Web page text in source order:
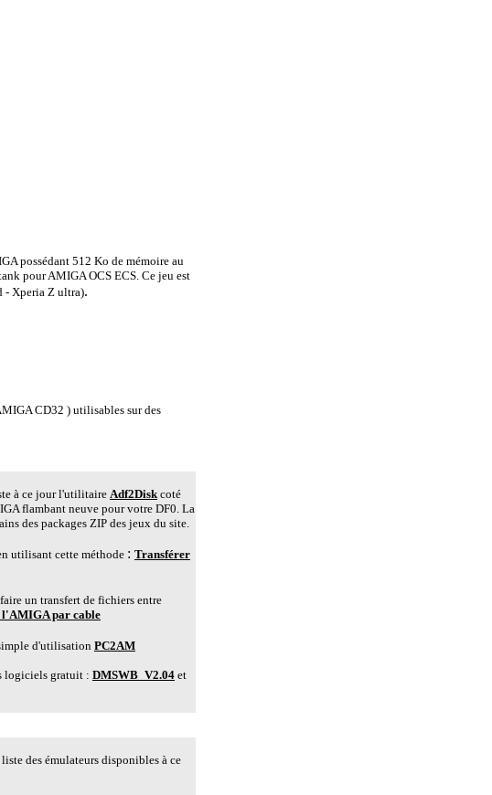
possédant 512 Ko de mémoire au
pour AMIGA OCS ECS. Ce jeu est
- Xperia Z ultra).
CD32 ) utilisables sur des
à ce jour l'utilitaire Adf2Disk coté
flambant neuve pour votre DF0. La
des packages ZIP des jeux du site.
utilisant cette méthode : Transférer
un transfert de fichiers entre
l'AMIGA par cable
d'utilisation PC2AM
logiciels gratuit : DMSWB_V2.04 et
des émulateurs disponibles à ce